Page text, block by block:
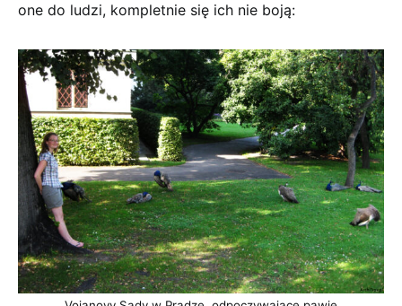
one do ludzi, kompletnie się ich nie boją: